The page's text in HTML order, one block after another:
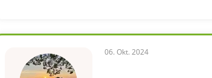
06. Okt. 2024